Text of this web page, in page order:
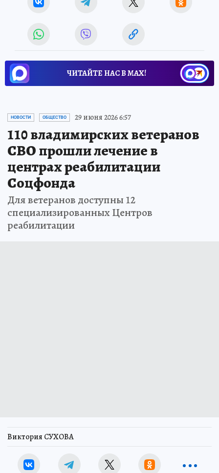
ЧИТАЙТЕ НАС В МАХ!
НОВОСТИ ОБЩЕСТВО 29 июня 2026 6:57
110 владимирских ветеранов
СВО прошли лечение в
центрах реабилитации
Соцфонда
Для ветеранов доступны 12
специализированных Центров
реабилитации
Виктория СУХОВА